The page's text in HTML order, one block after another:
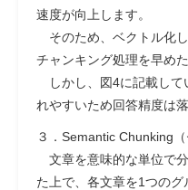
速度が向上します。
そのため、 ベクトル化
チャンキング処理を早め
しかし、図4に記載して
れやすいため回答精度は
３．Semantic Chunking
文章を意味的な単位で
た上で、各文章を1つのグ